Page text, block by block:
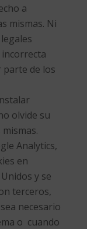
a
mismas. Ni
parte de los
olvide su
Analytics,
en
y se
terceros,
necesario
o cuando